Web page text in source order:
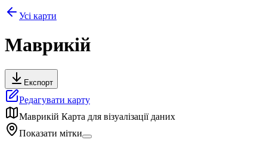
Усі карти
Маврикій
Експорт
Редагувати карту
Маврикій Карта для візуалізації даних
Показати мітки